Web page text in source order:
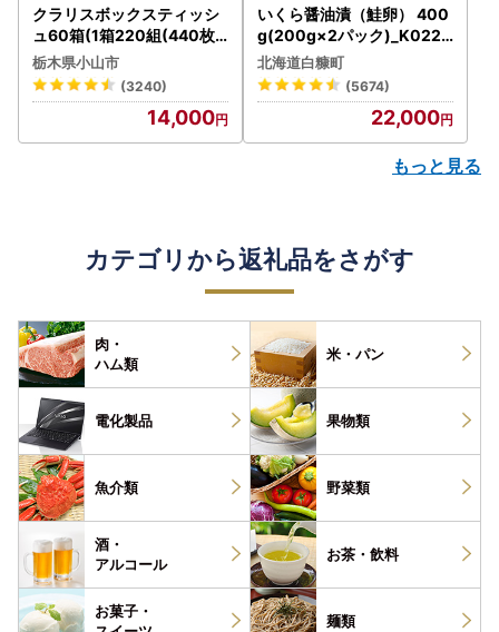
クラリスボックスティッシ
ュ60箱(1箱220組(440枚))
(5個入り×12セット)【配送
不可地域：離島・沖縄県】
【1256759】
栃木県小山市
(3240)
14,000
いくら醤油漬（鮭卵） 400
g(200g×2パック)_K022-
1676
北海道白糠町
(5674)
22,000
もっと見る
カテゴリから返礼品をさがす
肉・
ハム類
米・パン
電化製品 果物類
魚介類 野菜類
酒・
アルコール
お茶・ 飲料
お菓子・
麺類